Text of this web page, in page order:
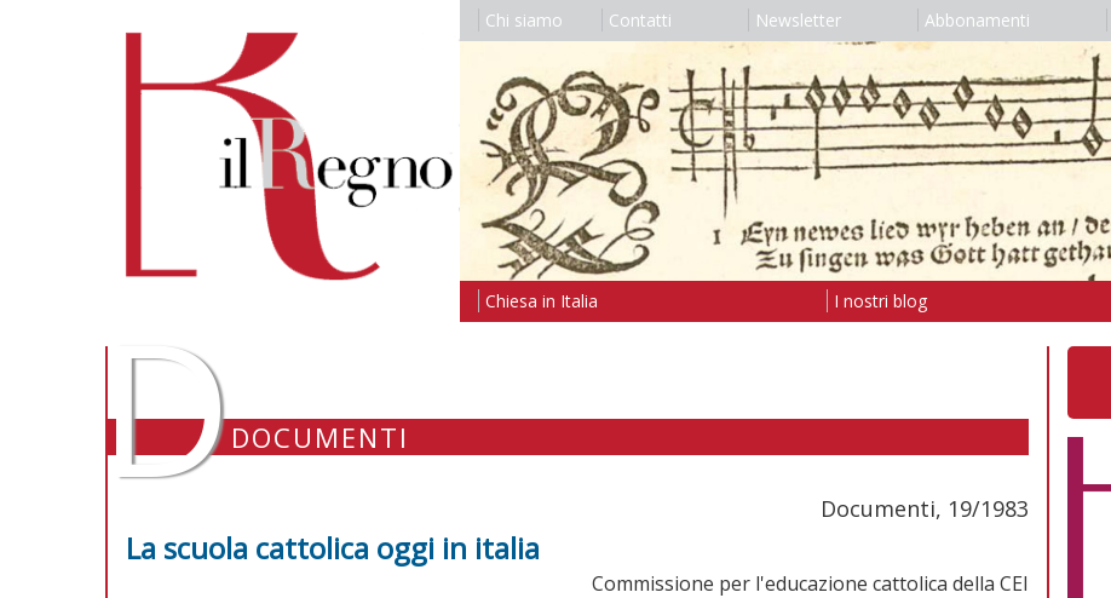
Chi siamo Contatti Newsletter Abbonamenti
Chiesa in Italia I nostri blog
DDOCUMENTI
Documenti, 19/1983
La scuola cattolica oggi in italia
Commissione per l'educazione cattolica della CEI